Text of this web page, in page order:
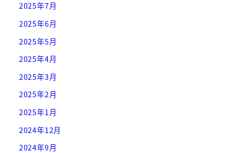
2025年7月
2025年6月
2025年5月
2025年4月
2025年3月
2025年2月
2025年1月
2024年12月
2024年9月